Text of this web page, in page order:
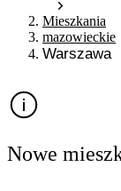
Mieszkania
mazowieckie
Warszawa
Nowe